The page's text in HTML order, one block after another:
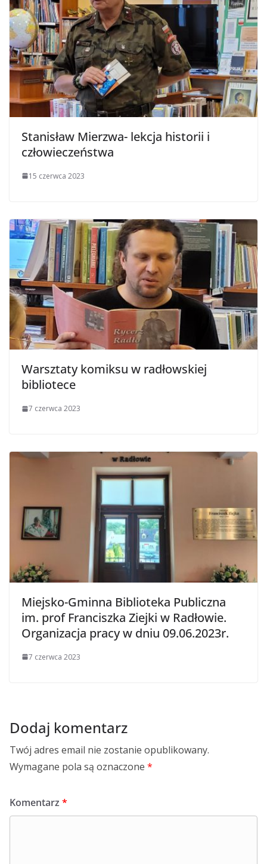
Stanisław Mierzwa- lekcja historii i
człowieczeństwa
15 czerwca 2023
Warsztaty komiksu w radłowskiej
bibliotece
7 czerwca 2023
Miejsko-Gminna Biblioteka Publiczna
im. prof Franciszka Ziejki w Radłowie.
Organizacja pracy w dniu 09.06.2023r.
7 czerwca 2023
Dodaj komentarz
Twój adres email nie zostanie opublikowany.
Wymagane pola są oznaczone *
Komentarz *